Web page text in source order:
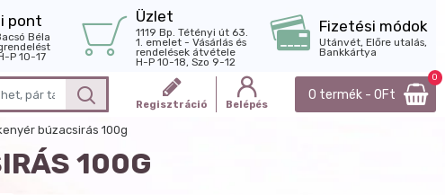
pont
Béla
P 10-17
Üzlet
1119 Bp. Tétényi út 63.
1. emelet - Vásárlás és
rendelések átvétele
H-P 10-18, Szo 9-12
Fizetési módok
Utánvét, Előre utalás,
Bankkártya
Regisztráció Belépés
0 termék - 0Ft
0
búzacsirás 100g
100G